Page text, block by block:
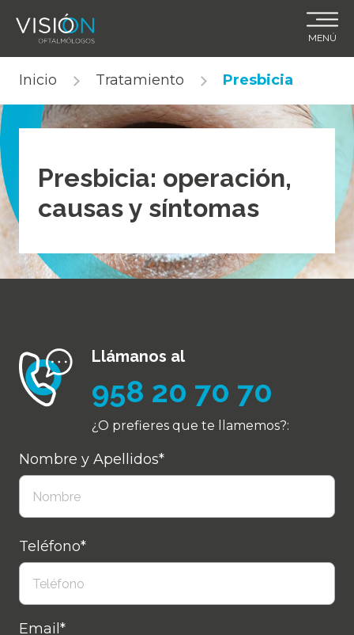
content
MENÚ
Inicio Tratamiento Presbicia
Presbicia: operación,
causas y síntomas
Llámanos al
958 20 70 70
¿O prefieres que te llamemos?:
Nombre y Apellidos*
Teléfono*
Email*